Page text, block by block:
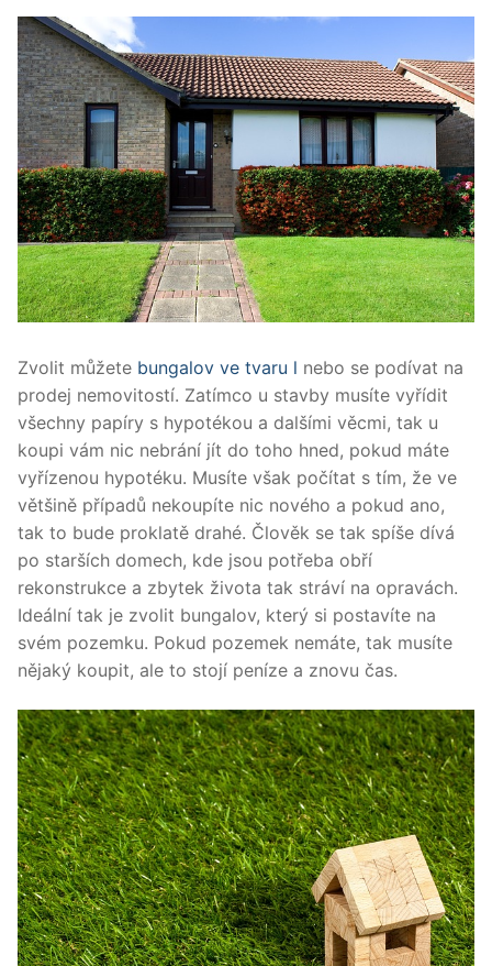
Zvolit můžete bungalov ve tvaru l nebo se podívat na
prodej nemovitostí. Zatímco u stavby musíte vyřídit
všechny papíry s hypotékou a dalšími věcmi, tak u
koupi vám nic nebrání jít do toho hned, pokud máte
vyřízenou hypotéku. Musíte však počítat s tím, že ve
většině případů nekoupíte nic nového a pokud ano,
tak to bude proklatě drahé. Člověk se tak spíše dívá
po starších domech, kde jsou potřeba obří
rekonstrukce a zbytek života tak stráví na opravách.
Ideální tak je zvolit bungalov, který si postavíte na
svém pozemku. Pokud pozemek nemáte, tak musíte
nějaký koupit, ale to stojí peníze a znovu čas.